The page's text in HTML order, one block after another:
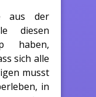
aus der
diesen
haben,
sich alle
musst
in